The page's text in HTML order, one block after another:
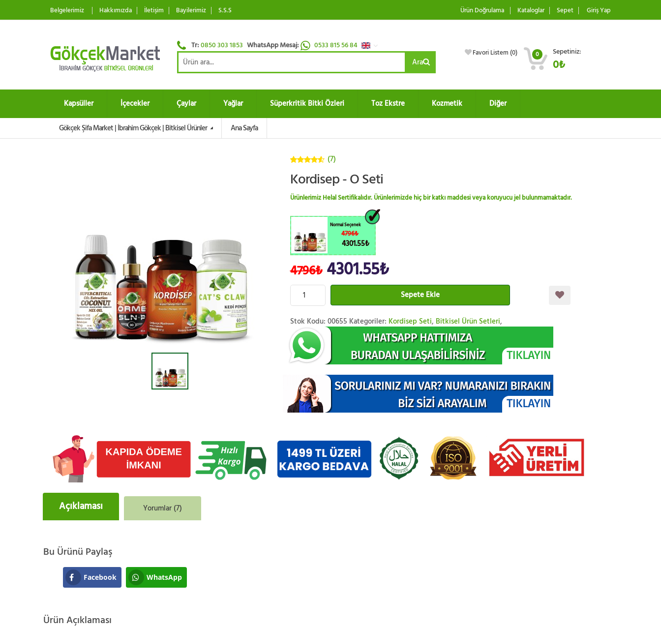
Belgelerimiz Hakkımızda İletişim Bayilerimiz S.S.S Ürün Doğrulama Kataloglar Sepet Giriş Yap
Tr:0850 303 1853 WhatsApp Mesaj: 0533 815 56 84
Ara
Favori Listem (0) 0 Sepetiniz:
0₺
Kapsüller İçecekler Çaylar Yağlar Süperkritik Bitki Özleri Toz Ekstre Kozmetik Diğer
Gökçek Şifa Market | İbrahim Gökçek | Bitkisel Ürünler Ana Sayfa
üzerinden
(7)
Kordisep - O Seti
Ürünlerimiz Helal Sertifikalıdır. Ürünlerimizde hiç bir katkı maddesi veya koruyucu jel bulunmamaktadır.
Normal Seçenek
4796₺
4301.55₺
4796₺4301.55₺
Sepete Ekle
Stok Kodu: 00655 Kategoriler: Kordisep Seti, Bitkisel Ürün Setleri,
Açıklaması Yorumlar (7)
Bu Ürünü Paylaş
Facebook WhatsApp
Ürün Açıklaması